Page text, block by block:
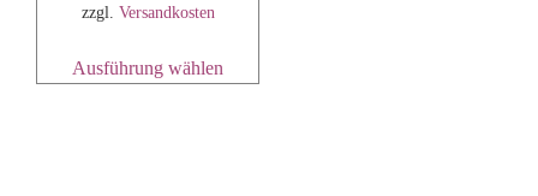
zzgl. Versandkosten
Ausführung wählen